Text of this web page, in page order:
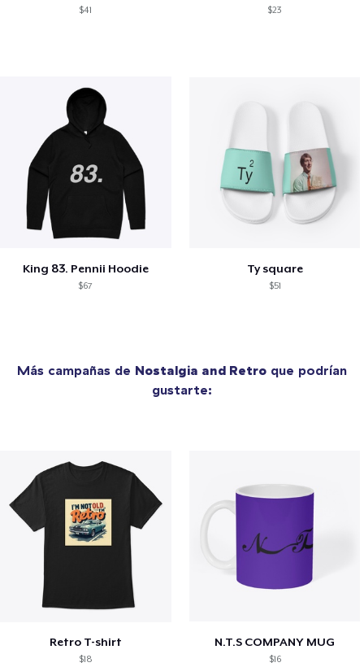
$41 $23
King 83. Pennii Hoodie
$67
Ty square
$51
Más campañas de Nostalgia and Retro que podrían
gustarte:
Retro T-shirt
$18
N.T.S COMPANY MUG
$16